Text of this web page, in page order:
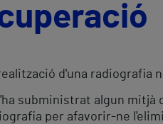
d'una radiografia
subministrat algun mitjà
per afavorir-ne